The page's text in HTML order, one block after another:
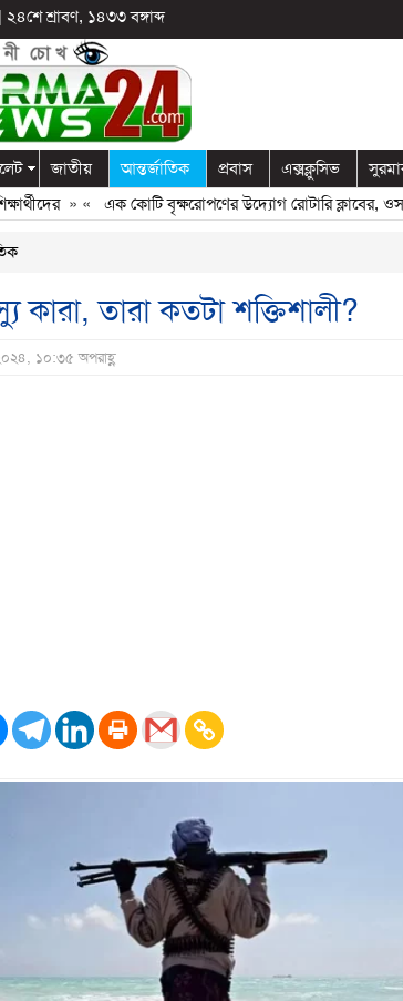
২৪শে শ্রাবণ, ১৪৩৩ বঙ্গাব্দ
জাতীয় আন্তর্জাতিক প্রবাস এক্সক্লুসিভ
» «এক কোটি বৃক্ষরোপণের উদ্যোগ রোটারি ক্লাবের,
কারা, তারা কতটা শক্তিশালী?
১০:৩৫ অপরাহ্ণ